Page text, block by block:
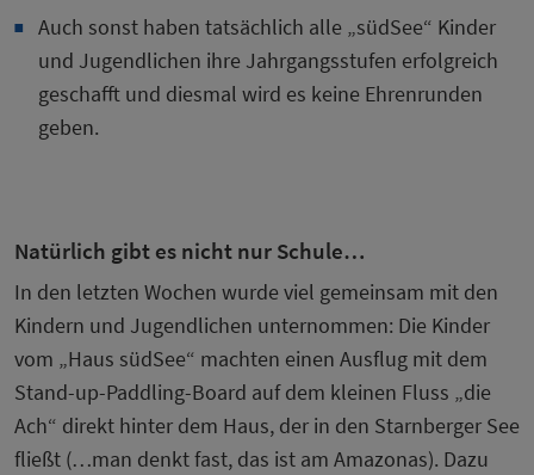
Auch sonst haben tatsächlich alle „südSee“ Kinder
und Jugendlichen ihre Jahrgangsstufen erfolgreich
geschafft und diesmal wird es keine Ehrenrunden
geben.
Natürlich gibt es nicht nur Schule…
In den letzten Wochen wurde viel gemeinsam mit den
Kindern und Jugendlichen unternommen: Die Kinder
vom „Haus südSee“ machten einen Ausflug mit dem
Stand-up-Paddling-Board auf dem kleinen Fluss „die
Ach“ direkt hinter dem Haus, der in den Starnberger See
fließt (…man denkt fast, das ist am Amazonas). Dazu